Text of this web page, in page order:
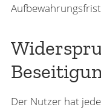
Der Nutzer hat